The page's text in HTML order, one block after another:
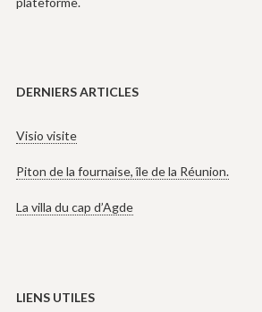
DERNIERS ARTICLES
Visio visite
Piton de la fournaise, île de la Réunion.
La villa du cap d’Agde
LIENS UTILES